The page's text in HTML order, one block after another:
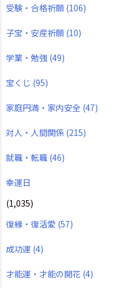
受験・合格祈願 (106)
子宝・安産祈願 (10)
学業・勉強 (49)
宝くじ (95)
家庭円満・家内安全 (47)
対人・人間関係 (215)
就職・転職 (46)
幸運日
(1,035)
復縁・復活愛 (57)
成功運 (4)
才能運・才能の開花 (4)